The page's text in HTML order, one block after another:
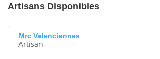
Artisans Disponibles
Mrc Valenciennes
Artisan